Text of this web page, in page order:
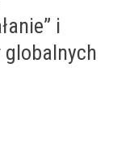
i
globalnych